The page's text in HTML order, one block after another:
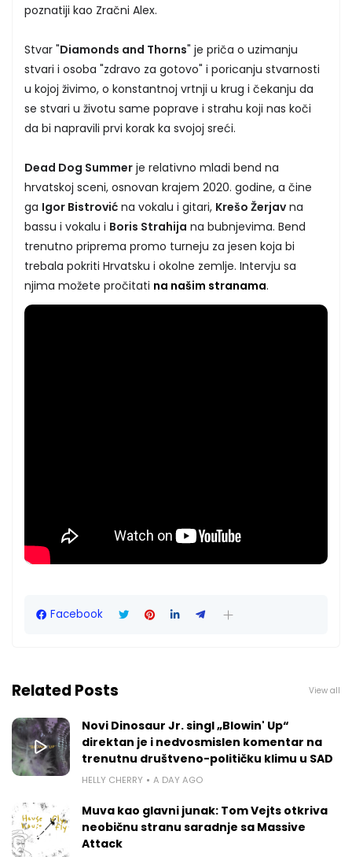
poznatiji kao Zračni Alex.
Stvar "Diamonds and Thorns" je priča o uzimanju
stvari i osoba "zdravo za gotovo" i poricanju stvarnosti
u kojoj živimo, o konstantnoj vrtnji u krug i čekanju da
se stvari u životu same poprave i strahu koji nas koči
da bi napravili prvi korak ka svojoj sreći.
Dead Dog Summer je relativno mladi bend na
hrvatskoj sceni, osnovan krajem 2020. godine, a čine
ga Igor Bistrović na vokalu i gitari, Krešo Žerjav na
bassu i vokalu i Boris Strahija na bubnjevima. Bend
trenutno priprema promo turneju za jesen koja bi
trebala pokriti Hrvatsku i okolne zemlje. Intervju sa
njima možete pročitati na našim stranama.
Facebook
Related Posts View all
Novi Dinosaur Jr. singl „Blowin' Up“
direktan je i nedvosmislen komentar na
trenutnu društveno-političku klimu u SAD
HELLY CHERRY A DAY AGO
Muva kao glavni junak: Tom Vejts otkriva
neobičnu stranu saradnje sa Massive
Attack